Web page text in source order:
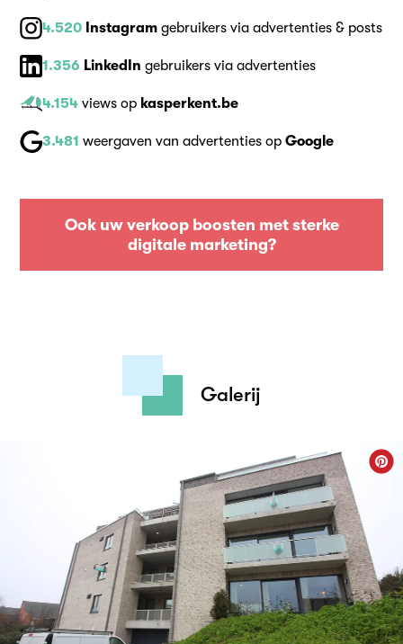
4.520 Instagram gebruikers via advertenties & posts
1.356 LinkedIn gebruikers via advertenties
4.154 views op kasperkent.be
3.481 weergaven van advertenties op Google
Ook uw verkoop boosten met sterke
digitale marketing?
Ook uw verkoop boosten met sterke
Galerij